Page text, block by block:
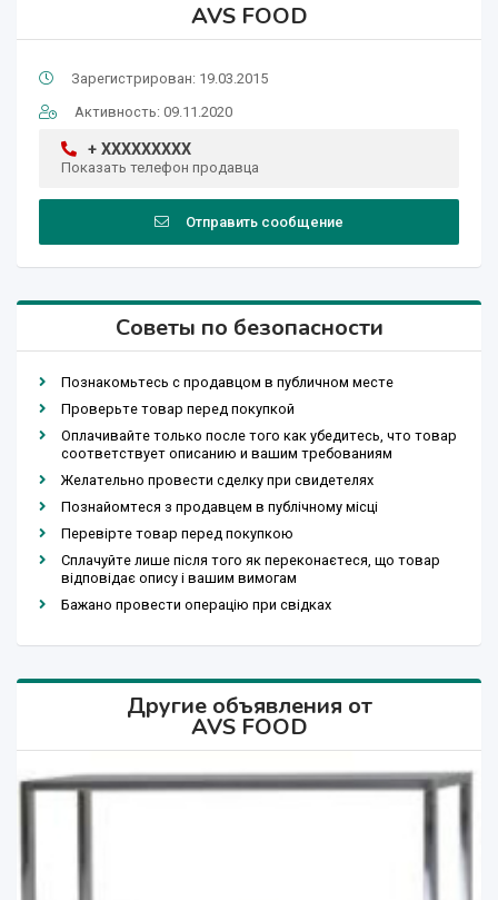
AVS FOOD
Зарегистрирован: 19.03.2015
Активность: 09.11.2020
+ XXXXXXXXX
Показать телефон продавца
Отправить сообщение
Советы по безопасности
Познакомьтесь с продавцом в публичном месте
Проверьте товар перед покупкой
Оплачивайте только после того как убедитесь, что товар
соответствует описанию и вашим требованиям
Желательно провести сделку при свидетелях
Познайомтеся з продавцем в публічному місці
Перевірте товар перед покупкою
Сплачуйте лише після того як переконаєтеся, що товар
відповідає опису і вашим вимогам
Бажано провести операцію при свідках
Другие объявления от
AVS FOOD